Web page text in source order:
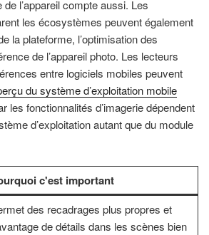
l’appareil compte aussi. Les
les écosystèmes peuvent également
la plateforme, l’optimisation des
de l’appareil photo. Les lecteurs
entre logiciels mobiles peuvent
du système d’exploitation mobile
les fonctionnalités d’imagerie dépendent
d’exploitation autant que du module
c'est important
des recadrages plus propres et
de détails dans les scènes bien